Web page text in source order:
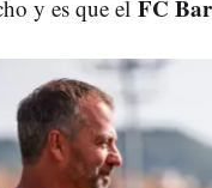
y es que el FC